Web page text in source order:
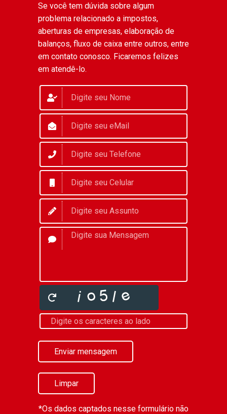
Se você tem dúvida sobre algum
problema relacionado a impostos,
aberturas de empresas, elaboração de
balanços, fluxo de caixa entre outros, entre
em contato conosco. Ficaremos felizes
em atendê-lo.
Enviar mensagem
Limpar
*Os dados captados nesse formulário não